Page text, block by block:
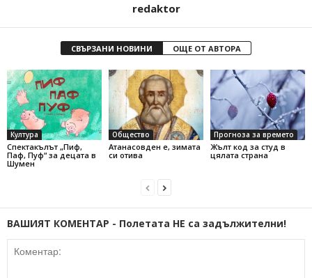
redaktor
СВЪРЗАНИ НОВИНИ ОЩЕ ОТ АВТОРА
Култура
Спектакълът „Пиф,
Паф, Пуф“ за децата в
Шумен
Общество
Атанасовден е, зимата
си отива
Прогноза за времето
Жълт код за студ в
цялата страна
ВАШИЯТ КОМЕНТАР - Полетата НЕ са задължителни!